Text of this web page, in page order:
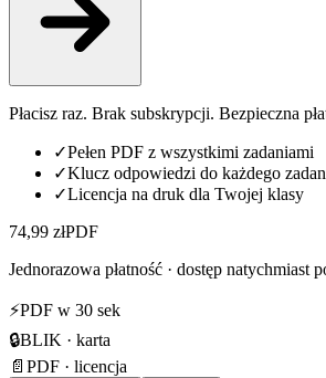
Płacisz raz. Brak subskrypcji. Bezpieczna
✓Pełen PDF z wszystkimi zadaniami
✓Klucz odpowiedzi do każdego
✓Licencja na druk dla Twojej klasy
74,99 złPDF
Jednorazowa płatność · dostęp natychmiast
⚡PDF w 30 sek
🔒BLIK · karta
📄 PDF · licencja